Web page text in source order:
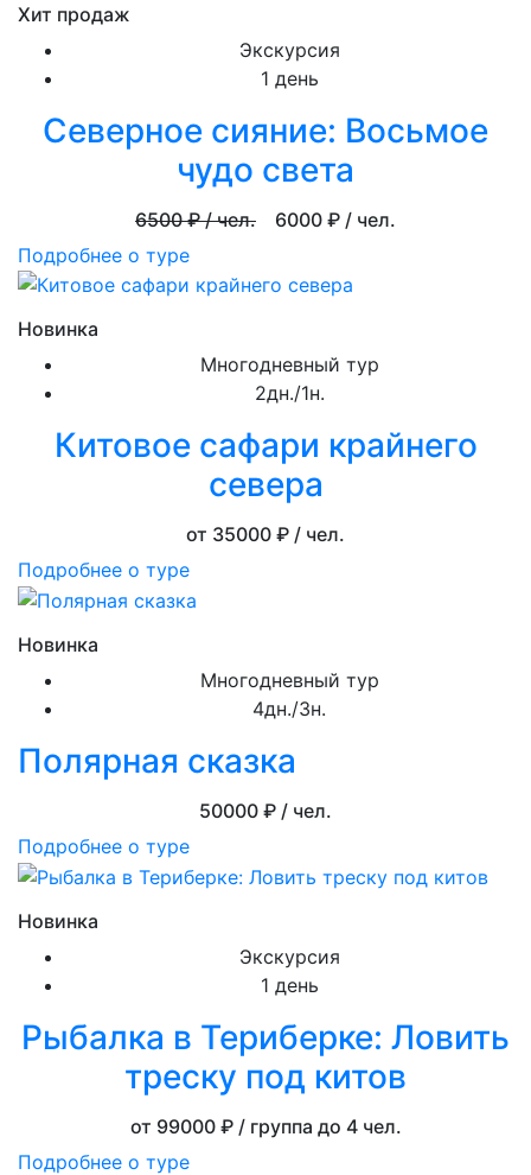
Хит продаж
Экскурсия
1 день
Северное сияние: Восьмое
чудо света
6500₽ / чел. 6000 ₽ / чел.
Подробнее о туре
Новинка
Многодневный тур
2дн./1н.
Китовое сафари крайнего
севера
от 35000 ₽ / чел.
Подробнее о туре
Новинка
Многодневный тур
4дн./3н.
Полярная сказка
50000 ₽ / чел.
Подробнее о туре
Новинка
Экскурсия
1 день
Рыбалка в Териберке: Ловить
треску под китов
от 99000₽ / группа до 4 чел.
Подробнее о туре